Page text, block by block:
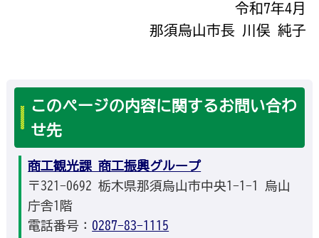
令和7年4月
那須烏山市長 川俣 純子
このページの内容に関するお問い合わ
せ先
商工観光課 商工振興グループ
〒321-0692 栃木県那須烏山市中央1-1-1 烏山
庁舎1階
電話番号： 0287-83-1115